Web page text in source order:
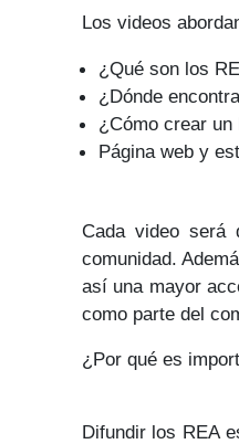
Los videos
¿Qué son los
¿Dónde
¿Cómo crear
Página web y
Cada video será
comunidad.
así una mayor
como parte del
¿Por qué es
Difundir los REA